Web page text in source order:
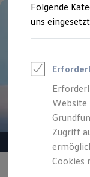
Leasing
Gepflegt,
Folgende
uns
Website
Zugriff
Cookies